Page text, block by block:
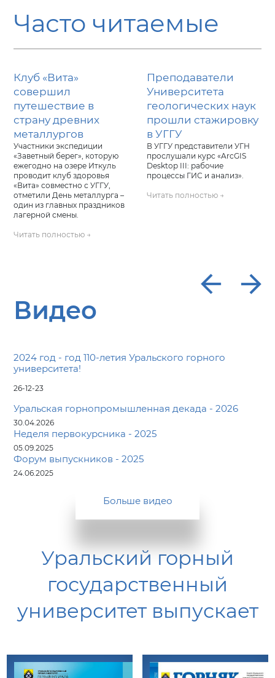
Часто читаемые
Клуб «Вита»
совершил
путешествие в
страну древних
металлургов
Участники экспедиции
«Заветный берег», которую
ежегодно на озере Иткуль
проводит клуб здоровья
«Вита» совместно с УГГУ,
отметили День металлурга –
один из главных праздников
лагерной смены.
Читать полностью →
Преподаватели
Университета
геологических наук
прошли стажировку
в УГГУ
В УГГУ представители УГН
прослушали курс «ArcGIS
Desktop III: рабочие
процессы ГИС и анализ».
Читать полностью →
Видео
Уральская горнопромышленная декада - 2026
30.04.2026
Неделя первокурсника - 2025
05.09.2025
Форум выпускников - 2025
24.06.2025
Больше видео
2024 год - год 110-летия Уральского горного
университета!
26-12-23
Уральский горный
государственный
университет выпускает